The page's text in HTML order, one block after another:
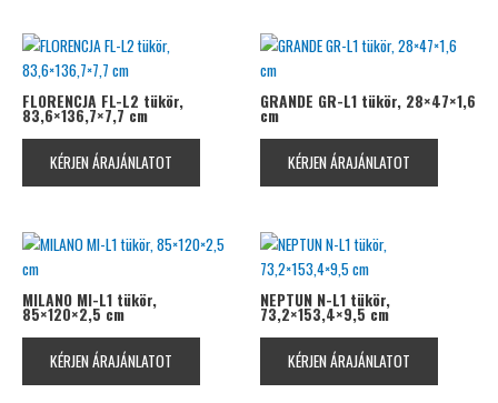
FLORENCJA FL-L2 tükör,
83,6×136,7×7,7 cm
KÉRJEN ÁRAJÁNLATOT
GRANDE GR-L1 tükör, 28×47×1,6
cm
KÉRJEN ÁRAJÁNLATOT
MILANO MI-L1 tükör,
85×120×2,5 cm
KÉRJEN ÁRAJÁNLATOT
NEPTUN N-L1 tükör,
73,2×153,4×9,5 cm
KÉRJEN ÁRAJÁNLATOT